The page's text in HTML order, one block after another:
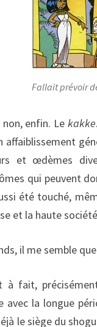
Fallait prévoir
non, enfin. Le kakke
affaiblissement
et œdèmes
qui peuvent
été touché,
et la haute
il me semble
à fait,
avec la longue
le siège du